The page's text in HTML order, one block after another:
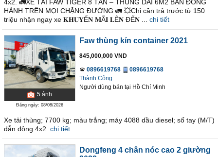
4x2. 🚛XE TẢI FAW TIGER 8 TẤN – THÙNG DÀI 6M2 BẠN ĐỒNG
HÀNH TRÊN MỌI CHẶNG ĐƯỜNG 🚛 💥Chỉ cần trả trước từ 150
triệu nhận ngay xe 𝐊𝐇𝐔𝐘Ế𝐍 𝐌Ã𝐈 𝐋Ê𝐍 ĐẾ𝐍 ...
chi tiết
5 ảnh
Đăng ngày: 08/08/2026
Faw thùng kín container 2021
845,000,000 VND
0896619768
0896619768
Thành Công
Người dùng bán tại Hồ Chí Minh
Xe tải thùng; 7700 kg; màu trắng; máy 4088 dầu diesel; số tay (M/T)
dẫn động 4x2. chi tiết
Dongfeng 4 chân nóc cao 2 giường